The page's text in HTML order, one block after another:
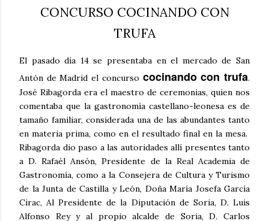
CONCURSO COCINANDO CON
TRUFA
El pasado día 14 se presentaba en el mercado de San
Antón de Madrid el concurso cocinando con trufa.
José Ribagorda era el maestro de ceremonias, quien nos
comentaba que la gastronomía castellano-leonesa es de
tamaño familiar, considerada una de las abundantes tanto
en materia prima, como en el resultado final en la mesa.
Ribagorda dio paso a las autoridades allí presentes tanto
a D. Rafaél Ansón, Presidente de la Real Academia de
Gastronomía, como a la Consejera de Cultura y Turismo
de la Junta de Castilla y León, Doña María Josefa García
Cirac, Al Presidente de la Diputación de Soria, D. Luis
Alfonso Rey y al propio alcalde de Soria, D. Carlos